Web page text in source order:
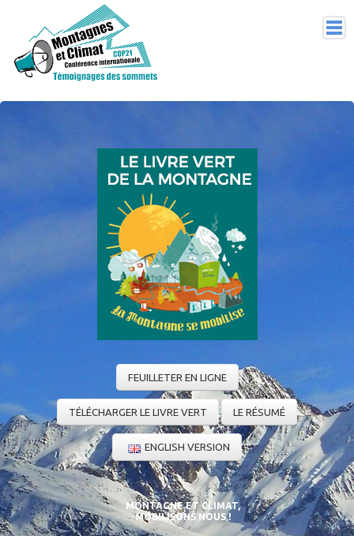
TÉMOIGNAGES DES SOMMETS
FEUILLETER EN LIGNE
TÉLÉCHARGER LE LIVRE VERT LE RÉSUMÉ
ENGLISH VERSION
MONTAGNE ET CLIMAT,
MOBILISONS NOUS !